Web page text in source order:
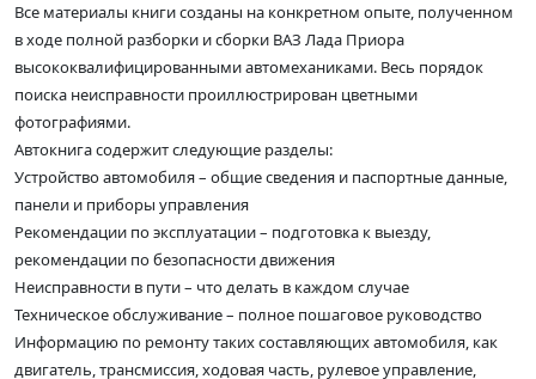
Все материалы книги созданы на конкретном опыте, полученном
в ходе полной разборки и сборки ВАЗ Лада Приора
высококвалифицированными автомеханиками. Весь порядок
поиска неисправности проиллюстрирован цветными
фотографиями.
Автокнига содержит следующие разделы:
Устройство автомобиля – общие сведения и паспортные данные,
панели и приборы управления
Рекомендации по эксплуатации – подготовка к выезду,
рекомендации по безопасности движения
Неисправности в пути – что делать в каждом случае
Техническое обслуживание – полное пошаговое руководство
Информацию по ремонту таких составляющих автомобиля, как
двигатель, трансмиссия, ходовая часть, рулевое управление,